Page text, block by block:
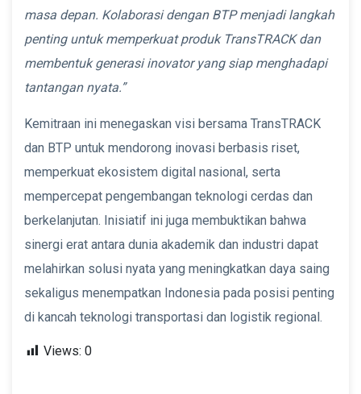
masa depan. Kolaborasi dengan BTP menjadi langkah
penting untuk memperkuat produk TransTRACK dan
membentuk generasi inovator yang siap menghadapi
tantangan nyata.”
Kemitraan ini menegaskan visi bersama TransTRACK
dan BTP untuk mendorong inovasi berbasis riset,
memperkuat ekosistem digital nasional, serta
mempercepat pengembangan teknologi cerdas dan
berkelanjutan. Inisiatif ini juga membuktikan bahwa
sinergi erat antara dunia akademik dan industri dapat
melahirkan solusi nyata yang meningkatkan daya saing
sekaligus menempatkan Indonesia pada posisi penting
di kancah teknologi transportasi dan logistik regional.
Views: 0